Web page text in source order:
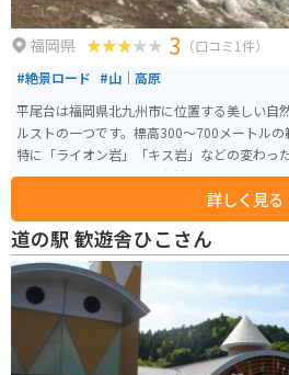
福岡県 3 （口コミ1件）
#絶景ロード #山｜高原
平尾台は福岡県北九州市に位置する美しい自
ルストの一つです。標高300〜700メートルの
特に「ライオン岩」「キス岩」などの変わっ
きた「ど根性木」など、自然が生んだ珍しい
レッキングコースとしても人気が高いです。 平尾台の特徴的な景観は、純白
の石灰岩と神秘的な鍾乳洞です。この地域に
の中でも自然のままの洞窟を探検するケイビ
ます。初心者でもケイビング体験ができるガ
トの明かりだけを頼りに洞窟を進むアドベンチ
体験型公園「ソラランド平尾台」では、キャ
どの宿泊施設もあります。ここでは天然石ブ
もでき、自然の中で1日を過ごすことができ
詳しく見る
道の駅 歓遊舎ひこさん